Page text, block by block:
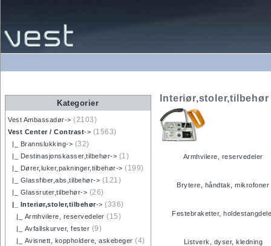
Kategorier
Vest Ambassadør-> (2103)
Vest Center / Contrast-> (1563)
|_ Brannslukking-> (32)
|_ Destinasjonskasser,tilbehør-> (1)
|_ Dører,luker,pakninger,tilbehør-> (199)
|_ Glassfiber,abs,tilbehør-> (121)
|_ Glassruter,tilbehør-> (26)
|_ Interiør,stoler,tilbehør-> (336)
|_ Armhvilere, reservedeler (15)
|_ Avfallskurver, fester (9)
|_ Avisnett, koppholdere, askebeger (4)
Interiør,stoler,tilbehør
Armhvilere, reservedeler
Brytere, håndtak, mikrofoner
Festebraketter,
Listverk, dyser, kledning